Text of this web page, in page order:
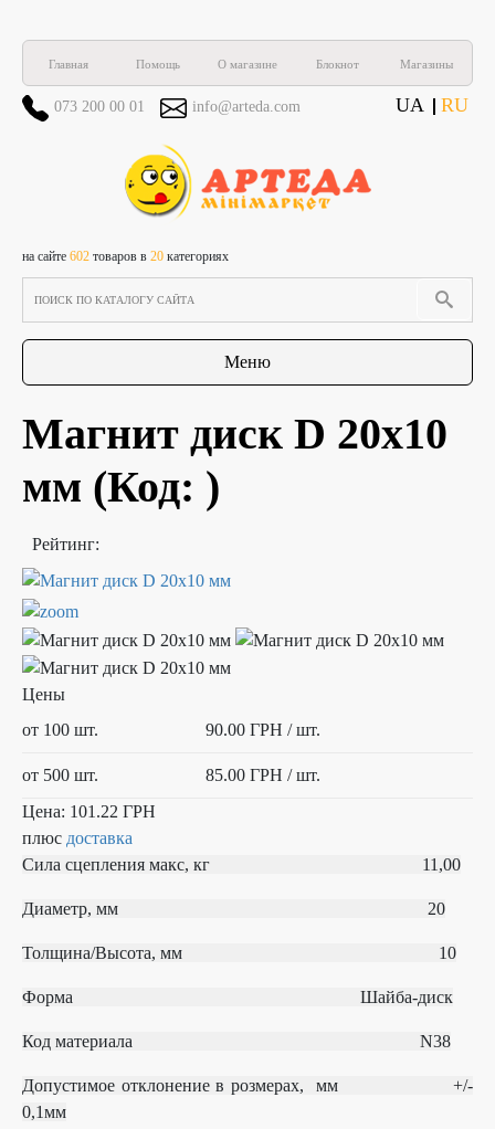
Главная Помощь О магазине Блокнот Магазины
UA RU
073 200 00 01 info@arteda.com
на сайте 602 товаров в 20 категориях
Меню
Магнит диск D 20х10
мм (Код: )
Рейтинг:
Цены
от 100 шт.
90.00 ГРН / шт.
от 500 шт. 85.00 ГРН / шт.
Цена: 101.22 ГРН
плюс доставка
Сила сцепления макс, кг 11,00
Диаметр, мм 20
Толщина/Высота, мм 10
Форма Шайба-диск
Код материала N38
Допустимое отклонение в розмерах, мм
+/‐
0,1мм